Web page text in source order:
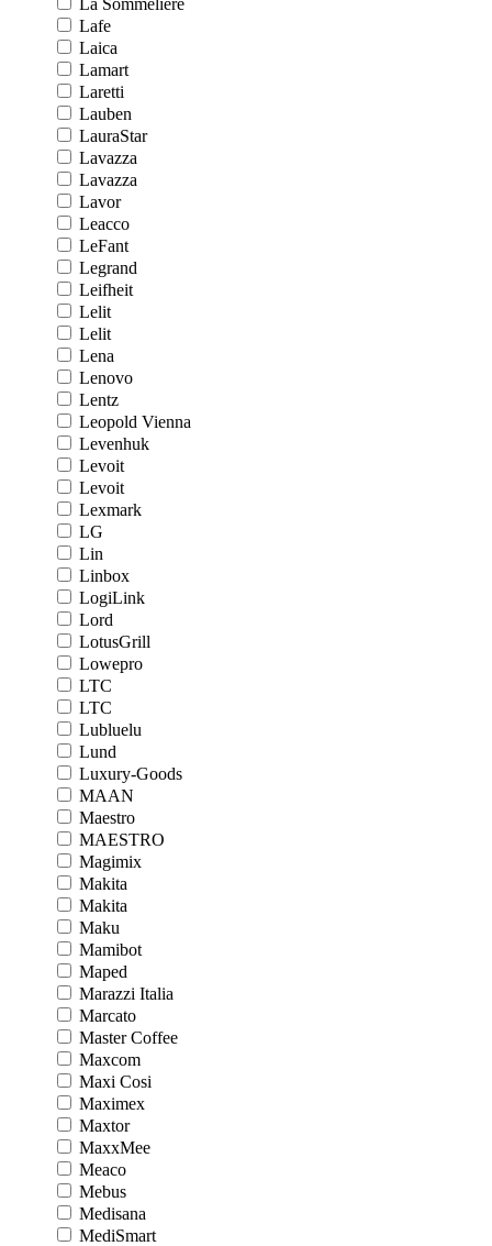
La Sommeliere
Lafe
Laica
Lamart
Laretti
Lauben
LauraStar
Lavazza
Lavazza
Lavor
Leacco
LeFant
Legrand
Leifheit
Lelit
Lelit
Lena
Lenovo
Lentz
Leopold Vienna
Levenhuk
Levoit
Levoit
Lexmark
LG
Lin
Linbox
LogiLink
Lord
LotusGrill
Lowepro
LTC
LTC
Lubluelu
Lund
Luxury-Goods
MAAN
Maestro
MAESTRO
Magimix
Makita
Makita
Maku
Mamibot
Maped
Marazzi Italia
Marcato
Master Coffee
Maxcom
Maxi Cosi
Maximex
Maxtor
MaxxMee
Meaco
Mebus
Medisana
MediSmart